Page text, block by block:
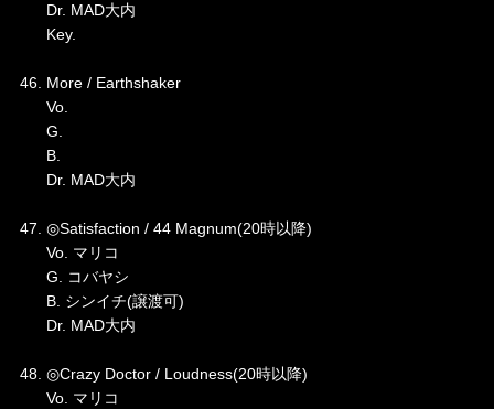
Dr. MAD大内
Key.
46. More / Earthshaker
Vo.
G.
B.
Dr. MAD大内
47. ◎Satisfaction / 44 Magnum(20時以降)
Vo. マリコ
G. コバヤシ
B. シンイチ(譲渡可)
Dr. MAD大内
48. ◎Crazy Doctor / Loudness(20時以降)
Vo. マリコ